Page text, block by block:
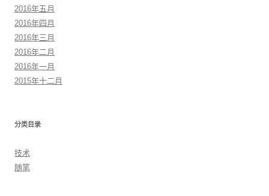
2016年五月
2016年四月
2016年三月
2016年二月
2016年一月
2015年十二月
分类目录
技术
随笔